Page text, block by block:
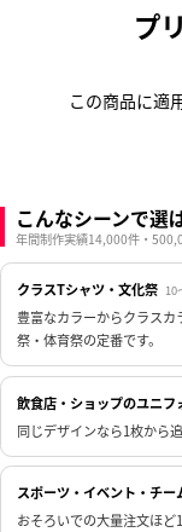
プ
この商品に適
こんなシーンで選
年間制作実績14,000件・
クラスTシャツ・文化祭 10
豊富なカラーからクラス
祭・体育祭の定番です。
飲食店・ショップのユニフ
同じデザインなら1枚から
スポーツ・イベント・チー
おそろいでの大量注文ほど